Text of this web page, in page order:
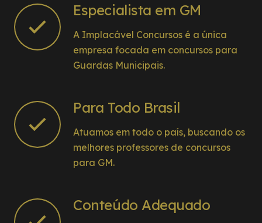
Especialista em GM
A Implacável Concursos é a única
empresa focada em concursos para
Guardas Municipais.
Para Todo Brasil
Atuamos em todo o país, buscando os
melhores professores de concursos
para GM.
Conteúdo Adequado